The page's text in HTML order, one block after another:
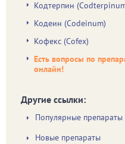
Кодтерпин
Кодеин (Codeinum)
Кофекс (Cofex)
Есть вопросы по
онлайн!
Другие ссылки:
Популярные препараты
Новые препараты